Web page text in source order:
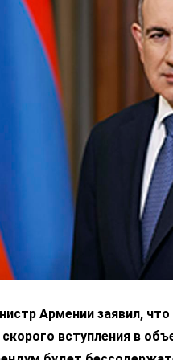
Армении заявил,
скорого вступления в